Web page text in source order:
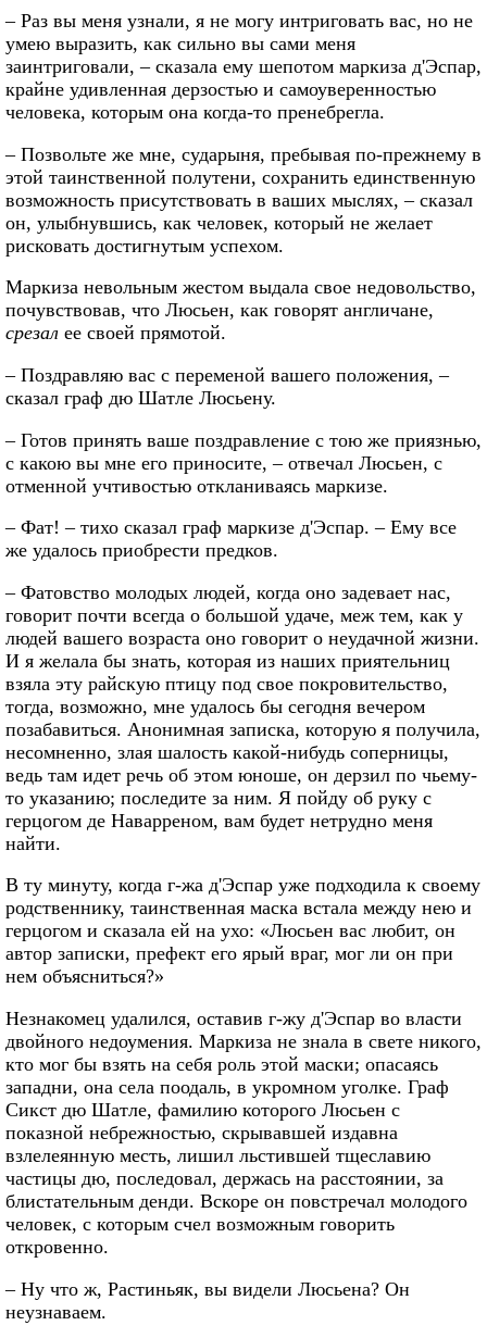
– Раз вы меня узнали, я не могу интриговать вас, но не
умею выразить, как сильно вы сами меня
заинтриговали, – сказала ему шепотом маркиза д'Эспар,
крайне удивленная дерзостью и самоуверенностью
человека, которым она когда-то пренебрегла.
– Позвольте же мне, сударыня, пребывая по-прежнему в
этой таинственной полутени, сохранить единственную
возможность присутствовать в ваших мыслях, – сказал
он, улыбнувшись, как человек, который не желает
рисковать достигнутым успехом.
Маркиза невольным жестом выдала свое недовольство,
почувствовав, что Люсьен, как говорят англичане,
срезал ее своей прямотой.
– Поздравляю вас с переменой вашего положения, –
сказал граф дю Шатле Люсьену.
– Готов принять ваше поздравление с тою же приязнью,
с какою вы мне его приносите, – отвечал Люсьен, с
отменной учтивостью откланиваясь маркизе.
– Фат! – тихо сказал граф маркизе д'Эспар. – Ему все
же удалось приобрести предков.
– Фатовство молодых людей, когда оно задевает нас,
говорит почти всегда о большой удаче, меж тем, как у
людей вашего возраста оно говорит о неудачной жизни.
И я желала бы знать, которая из наших приятельниц
взяла эту райскую птицу под свое покровительство,
тогда, возможно, мне удалось бы сегодня вечером
позабавиться. Анонимная записка, которую я получила,
несомненно, злая шалость какой-нибудь соперницы,
ведь там идет речь об этом юноше, он дерзил по чьему-
то указанию; последите за ним. Я пойду об руку с
герцогом де Наварреном, вам будет нетрудно меня
найти.
В ту минуту, когда г-жа д'Эспар уже подходила к своему
родственнику, таинственная маска встала между нею и
герцогом и сказала ей на ухо: «Люсьен вас любит, он
автор записки, префект его ярый враг, мог ли он при
нем объясниться?»
Незнакомец удалился, оставив г-жу д'Эспар во власти
двойного недоумения. Маркиза не знала в свете никого,
кто мог бы взять на себя роль этой маски; опасаясь
западни, она села поодаль, в укромном уголке. Граф
Сикст дю Шатле, фамилию которого Люсьен с
показной небрежностью, скрывавшей издавна
взлелеянную месть, лишил льстившей тщеславию
частицы дю, последовал, держась на расстоянии, за
блистательным денди. Вскоре он повстречал молодого
человек, с которым счел возможным говорить
откровенно.
– Ну что ж, Растиньяк, вы видели Люсьена? Он
неузнаваем.